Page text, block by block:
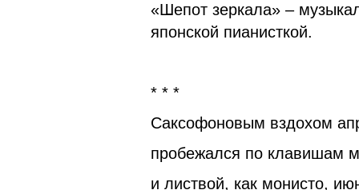
«Шепот зеркала» –
японской пианисткой.
* * *
Саксофоновым вздохом
пробежался по клавишам
и листвой, как монисто,